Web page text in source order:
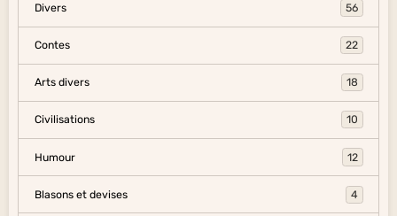
Divers 56
Contes 22
Arts divers 18
Civilisations 10
Humour 12
Blasons et devises 4